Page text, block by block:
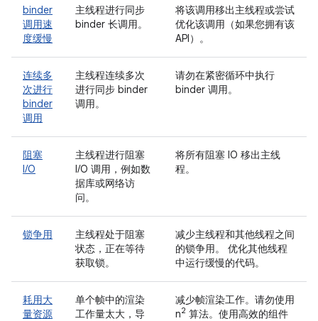
binder
调用速
度缓慢
主线程进行同步
binder 长调用。
将该调用移出主线程或尝试
优化该调用（如果您拥有该
API）。
连续多
次进行
binder
调用
主线程连续多次
进行同步 binder
调用。
请勿在紧密循环中执行
binder 调用。
阻塞
I/O
主线程进行阻塞
I/O 调用，例如数
据库或网络访
问。
将所有阻塞 IO 移出主线
程。
锁争用
主线程处于阻塞
状态，正在等待
获取锁。
减少主线程和其他线程之间
的锁争用。 优化其他线程
中运行缓慢的代码。
耗用大
量资源
单个帧中的渲染
工作量太大，导
减少帧渲染工作。请勿使用
n2 算法。使用高效的组件